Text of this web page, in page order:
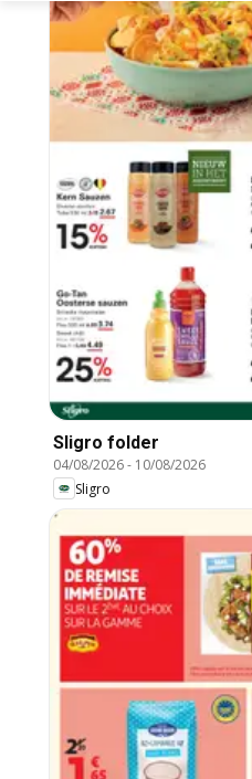
Sligro folder
04/08/2026- 10/08/2026
Sligro